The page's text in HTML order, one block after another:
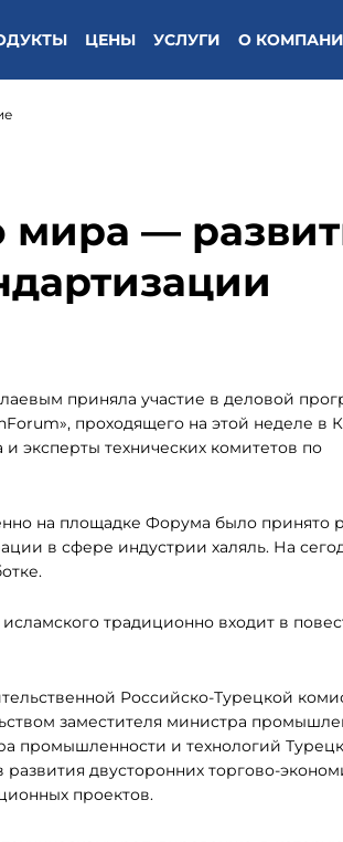
ЦЕНЫ УСЛУГИ О
мира —
приняла участие в деловой
проходящего на этой неделе в
эксперты технических комитетов по
на площадке Форума было принято
в сфере индустрии халяль. На
традиционно входит в
Российско-Турецкой
заместителя министра
промышленности и технологий
двусторонних торгово-
проектов.